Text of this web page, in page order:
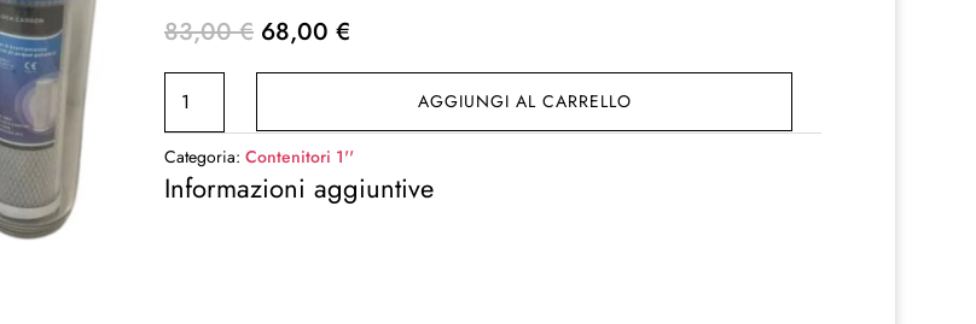
83,00€ Il
era:
83,00 €.
68,00 €
è:
68,00 €.
FILTRO
ACQUA
1"
PLUS
AGGIUNGI AL CARRELLO
Categoria: Contenitori 1''
Informazioni aggiuntive